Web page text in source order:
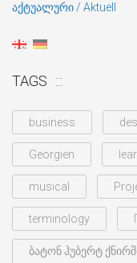
აქტუალური / Aktuell
TAGS
business
Georgien
musical
terminology
ბატონ ჰუბერტ